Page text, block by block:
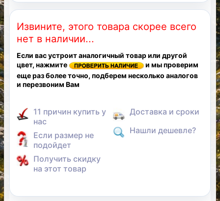
Извините, этого товара скорее всего
нет в наличии...
Если вас устроит аналогичный товар или другой
цвет, нажмите
и мы проверим
еще раз более точно, подберем несколько аналогов
и перезвоним Вам
11 причин купить у
нас
Если размер не
подойдет
Получить скидку
на этот товар
Доставка и сроки
Нашли дешевле?